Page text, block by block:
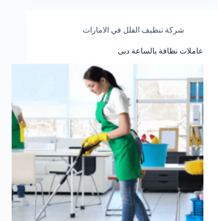
شركة تنظيف الفلل في الامارات
عاملات نظافة بالساعة دبى